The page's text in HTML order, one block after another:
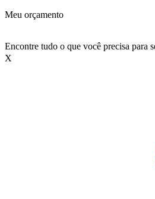
Meu orçamento
Encontre tudo o que você precisa para
X